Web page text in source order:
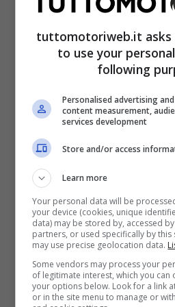
E’ stata una stagione
Suzuki e di Joan Mir, al
aspettative nonostante
fatto vedere lo scorso
importanti. Tanto che
tuttomotoriweb.it asks
to use your
following
Personalised advertising
content measurement,
services development
Store and/or access
Learn more
Your personal data will be
your device (cookies, unique
data) may be stored by, accessed
partners, or used specifically by
may use precise geolocation data.
Some vendors may process your
of legitimate interest, which you
your options below. Look for a link
or in the site menu to manage or